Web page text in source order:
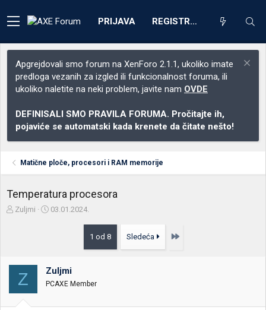
PRIJAVA REGISTRACIJA
Apgrejdovali smo forum na XenForo 2.1.1, ukoliko imate
predloga vezanih za izgled ili funkcionalnost foruma, ili
ukoliko naletite na neki problem, javite nam OVDE
DEFINISALI SMO PRAVILA FORUMA. Pročitajte ih,
pojaviće se automatski kada krenete da čitate nešto!
Matične ploče, procesori i RAM memorije
Temperatura procesora
Z
t
e
Zuljmi
D
o
k
e
03.01.2024.
1 od 8 Sledeća Poslednja
Z Zuljmi
PCAXE Member